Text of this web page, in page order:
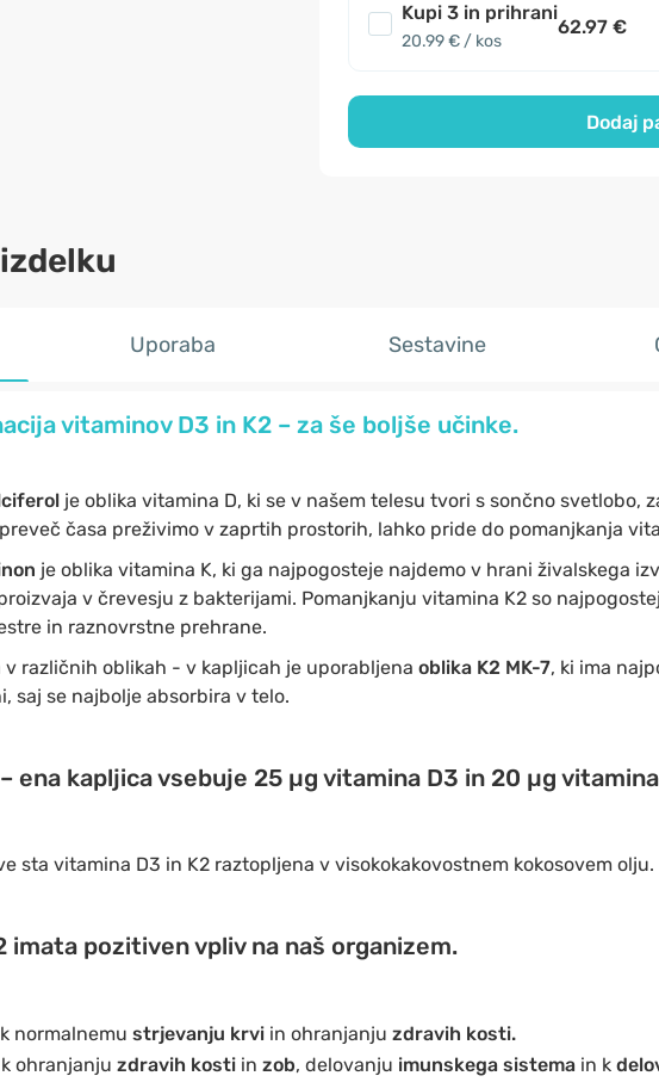
Kupi 3 in prihrani
20.99 € / kos
62.97 €
Dodaj
Uporaba Sestavine
vitaminov D3 in K2 – za še boljše učinke.
je oblika vitamina D, ki se v našem telesu tvori s sončno svetlobo,
časa preživimo v zaprtih prostorih, lahko pride do pomanjkanja
je oblika vitamina K, ki ga najpogosteje najdemo v hrani živalskega
v črevesju z bakterijami. Pomanjkanju vitamina K2 so
in raznovrstne prehrane.
v različnih oblikah - v kapljicah je uporabljena oblika K2 MK-7, ki ima
saj se najbolje absorbira v telo.
–ena kapljica vsebuje 25 µg vitamina D3 in 20 µg
sta vitamina D3 in K2 raztopljena v visokokakovostnem kokosovem olju.
imata pozitiven vpliv na naš organizem.
normalnemu strjevanju krvi in ohranjanju zdravih kosti.
ohranjanju zdravih kosti in zob, delovanju imunskega sistema in k